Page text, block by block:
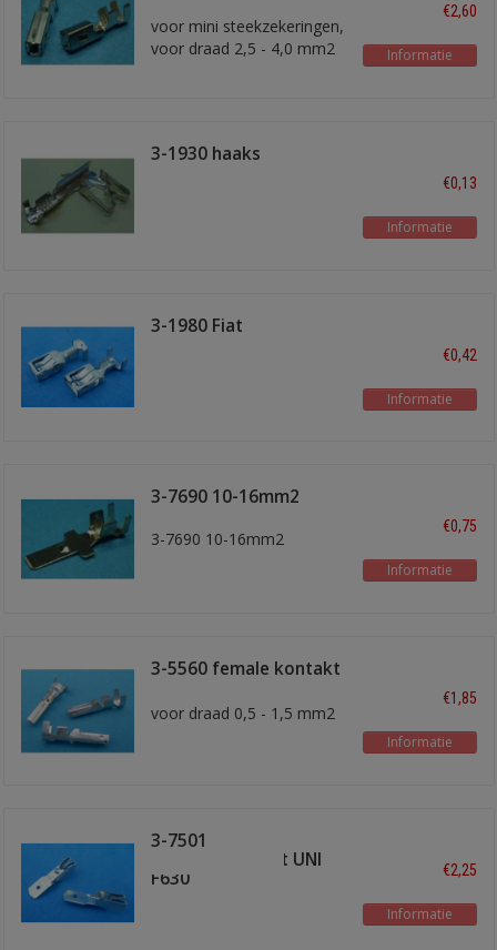
voor mini steekzekeringen,
voor draad 2,5 - 4,0 mm2
€2,60
Informatie
3-1930 haaks
€0,13
Informatie
3-1980 Fiat
€0,42
Informatie
3-7690 10-16mm2
3-7690 10-16mm2
€0,75
Informatie
3-5560 female kontakt
voor draad 0,5 - 1,5 mm2
€1,85
Informatie
3-7501
zekeringkontakt UNI
F630
€2,25
Informatie